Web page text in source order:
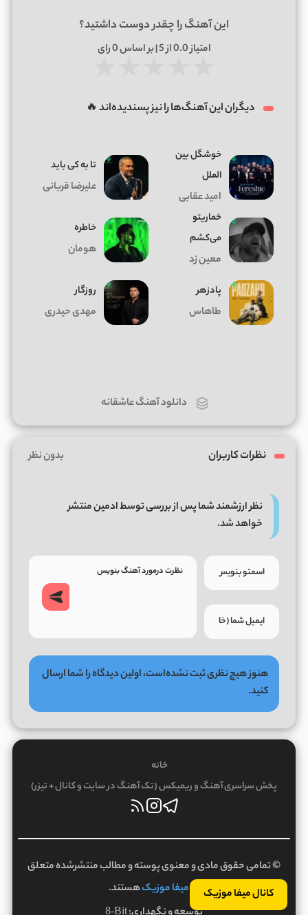
کانال میفا موزیک
این آهنگ را چقدر دوست داشتید؟
امتیاز0.0از 5 | بر اساس 0رای
دیگران این آهنگ‌ها را نیز پسندیده‌اند 🔥
خوشگل بین
الملل
امید عقابی
تا به کی باید
علیرضا قربانی
خماریتو
می‌کشم
معین زد
خاطره
هومان
پادزهر
طاهاس
روزگار
مهدی حیدری
دانلود آهنگ عاشقانه
نظرات کاربران بدون نظر
نظر ارزشمند شما پس از بررسی توسط ادمین منتشر
خواهد شد.
هنوز هیچ نظری ثبت نشده‌است، اولین دیدگاه را شما ارسال
کنید.
خانه
پخش سراسری آهنگ و ریمیکس (تک آهنگ در سایت و کانال + تیزر)
© تمامی حقوق مادی و معنوی پوسته و مطالب منتشرشده متعلق
بهمیفا موزیکهستند.
8-Bit